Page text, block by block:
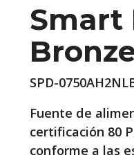
Smart
SPD-
Fuente de
certificación 80
conforme a las